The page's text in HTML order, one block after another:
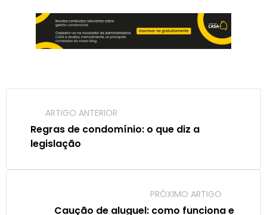
ARTIGO ANTERIOR
Regras de condomínio: o que diz a
legislação
PRÓXIMO ARTIGO
Caução de aluguel: como funciona e